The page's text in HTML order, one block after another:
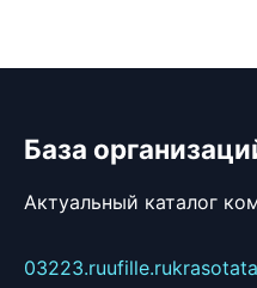
База
Актуальный каталог
03223.ruufille.ru